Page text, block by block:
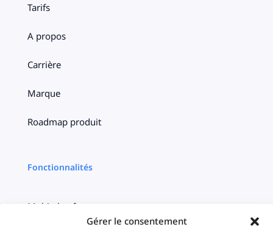
Gérer le consentement
Tarifs
A propos
Carrière
Marque
Roadmap produit
Fonctionnalités
Multi plateformes